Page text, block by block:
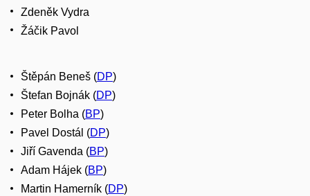
Zdeněk Vydra
Žáčik Pavol
Štěpán Beneš (DP)
Štefan Bojnák (DP)
Peter Bolha (BP)
Pavel Dostál (DP)
Jiří Gavenda (BP)
Adam Hájek (BP)
Martin Hamerník (DP)